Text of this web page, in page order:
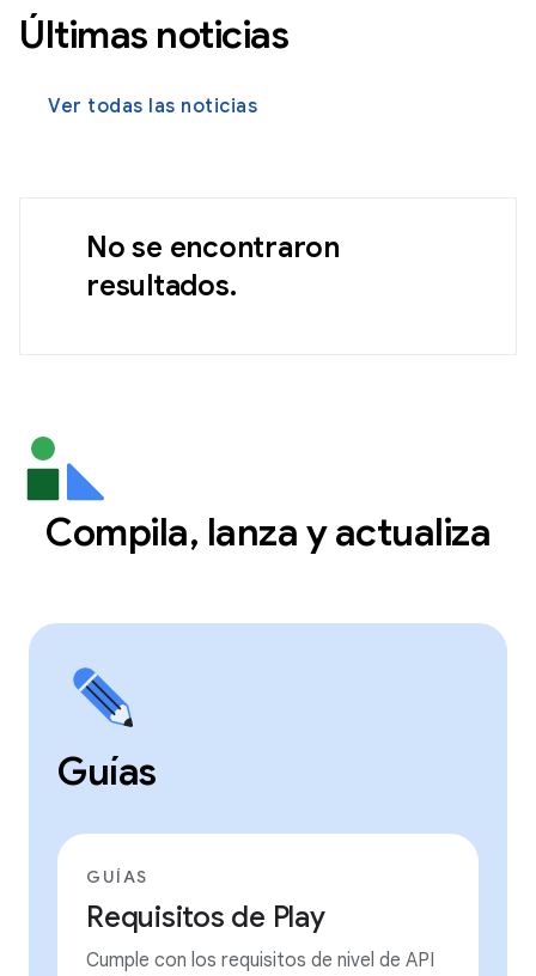
Últimas noticias
Ver todas las noticias
No se encontraron
resultados.
Compila, lanza y actualiza
Guías
GUÍAS
Requisitos de Play
Cumple con los requisitos de nivel de API